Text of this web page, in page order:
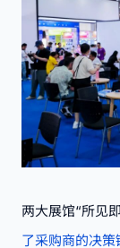
两大展馆“所见
了采购商的决策